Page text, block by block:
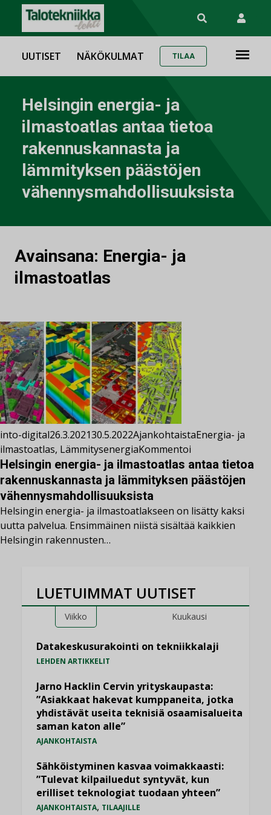
UUTISET NÄKÖKULMAT TILAA
Helsingin energia- ja
ilmastoatlas antaa tietoa
rakennuskannasta ja
lämmityksen päästöjen
vähennysmahdollisuuksista
Avainsana: Energia- ja
ilmastoatlas
into-digital26.3.202130.5.2022AjankohtaistaEnergia- ja
ilmastoatlas, LämmitysenergiaKommentoi
Helsingin energia- ja ilmastoatlas antaa tietoa
rakennuskannasta ja lämmityksen päästöjen
vähennysmahdollisuuksista
Helsingin energia- ja ilmastoatlakseen on lisätty kaksi
uutta palvelua. Ensimmäinen niistä sisältää kaikkien
Helsingin rakennusten…
LUETUIMMAT UUTISET
Viikko Kuukausi
Datakeskusurakointi on tekniikkalaji
LEHDEN ARTIKKELIT
Jarno Hacklin Cervin yrityskaupasta:
”Asiakkaat hakevat kumppaneita, jotka
yhdistävät useita teknisiä osaamisalueita
saman katon alle”
AJANKOHTAISTA
Sähköistyminen kasvaa voimakkaasti:
”Tulevat kilpailuedut syntyvät, kun
erilliset teknologiat tuodaan yhteen”
AJANKOHTAISTA, TILAAJILLE